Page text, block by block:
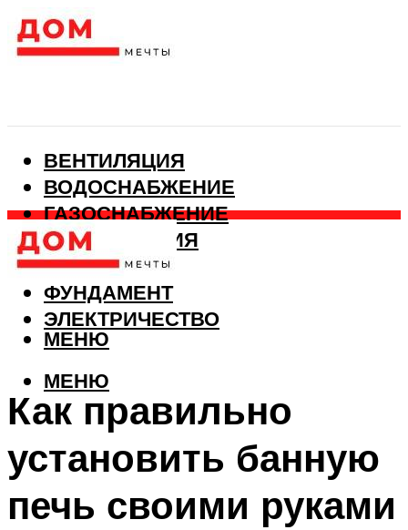
ВЕНТИЛЯЦИЯ
ВОДОСНАБЖЕНИЕ
ГАЗОСНАБЖЕНИЕ
КАНАЛИЗАЦИЯ
ОТОПЛЕНИЕ
ФУНДАМЕНТ
ЭЛЕКТРИЧЕСТВО
МЕНЮ
МЕНЮ
Как правильно
установить банную
печь своими руками